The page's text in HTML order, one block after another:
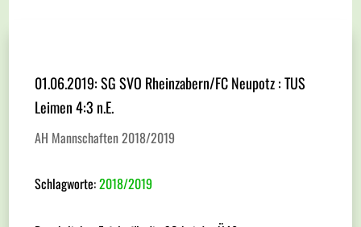
01.06.2019: SG SVO Rheinzabern/FC Neupotz : TUS
Leimen 4:3 n.E.
AH Mannschaften 2018/2019
Schlagworte:2018/2019